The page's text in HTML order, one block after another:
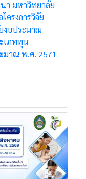
มหาวิทยาลัย
รงการวิจัย
บประมาณ
เภททุน
าณ พ.ศ. 2571